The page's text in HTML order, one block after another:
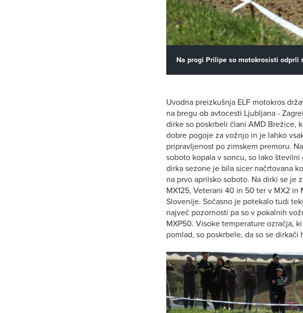
Na progi Prilipe so motokrosisti odprli
Uvodna preizkušnja ELF motokros
na bregu ob avtocesti Ljubljana -
dirke so poskrbeli člani AMD Brežice,
dobre pogoje za vožnjo in je lahko
pripravljenost po zimskem premoru.
soboto kopala v soncu, so lako
dirka sezone je bila sicer načrtovana
na prvo aprilsko soboto. Na dirki se je
MX125, Veterani 40 in 50 ter v MX2
Slovenije. Sočasno je potekalo tudi
največ pozornosti pa so v pokalnih
MXP50. Visoke temperature ozračja,
pomlad, so poskrbele, da so se